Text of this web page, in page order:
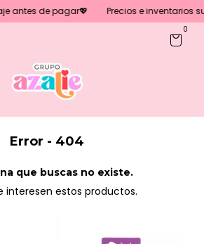
antes de pagar💖 Precios e inventarios
0
Error - 404
que buscas no existe.
interesen estos productos.